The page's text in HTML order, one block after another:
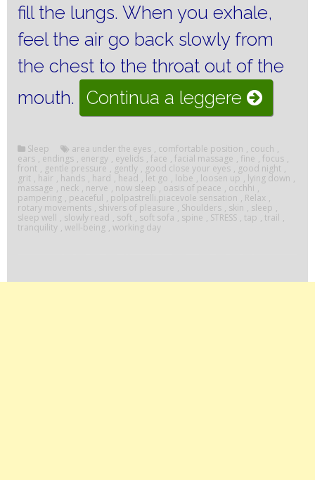
fill the lungs. When you exhale,
feel the air go back slowly from
the chest to the throat out of the
mouth.
Continua a leggere
THE
FACE
AND
SLEEP
Sleep area under the eyes , comfortable position , couch ,
ears , endings , energy , eyelids , face , facial massage , fine , focus ,
front , gentle pressure , gently , good close your eyes , good night ,
grit , hair , hands , hard , head , let go , lobe , loosen up , lying down ,
massage , neck , nerve , now sleep , oasis of peace , occhhi ,
pampering , peaceful , polpastrelli.piacevole sensation , Relax ,
rotary movements , shivers of pleasure , Shoulders , skin , sleep ,
sleep well , slowly read , soft , soft sofa , spine , STRESS , tap , trail ,
tranquility , well-being , working day